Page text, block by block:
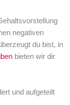
negativen
du bist, in
bieten wir dir
und aufgeteilt